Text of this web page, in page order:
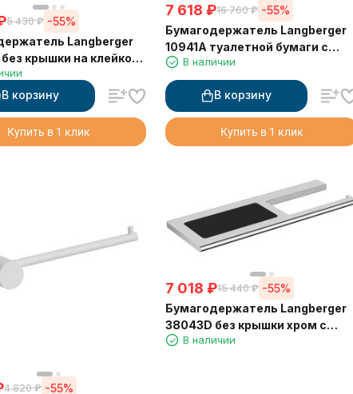
5 430 ₽ -55%
Langberger
крышки на клейкой
В корзину
Купить в 1 клик
7 618 ₽16 760 ₽ -55%
Бумагодержатель Langberger
10941A туалетной бумаги с
крышкой
В наличии
В корзину
Купить в 1 клик
4 820 ₽ -55%
7 018 ₽15 440 ₽ -55%
Бумагодержатель Langberger
38043D без крышки хром с
полкой с резиновым
В наличии